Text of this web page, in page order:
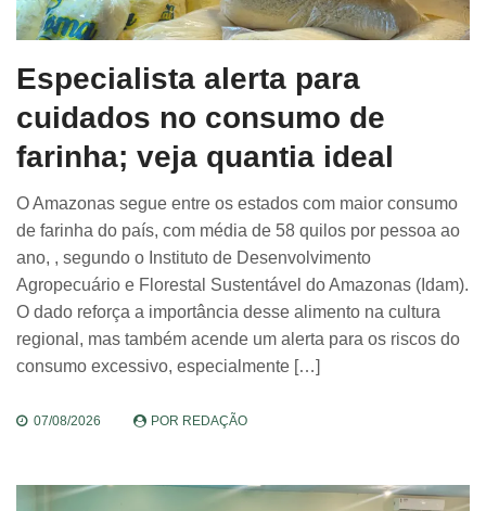
Especialista alerta para
cuidados no consumo de
farinha; veja quantia ideal
O Amazonas segue entre os estados com maior consumo
de farinha do país, com média de 58 quilos por pessoa ao
ano, , segundo o Instituto de Desenvolvimento
Agropecuário e Florestal Sustentável do Amazonas (Idam).
O dado reforça a importância desse alimento na cultura
regional, mas também acende um alerta para os riscos do
consumo excessivo, especialmente […]
07/08/2026 POR REDAÇÃO